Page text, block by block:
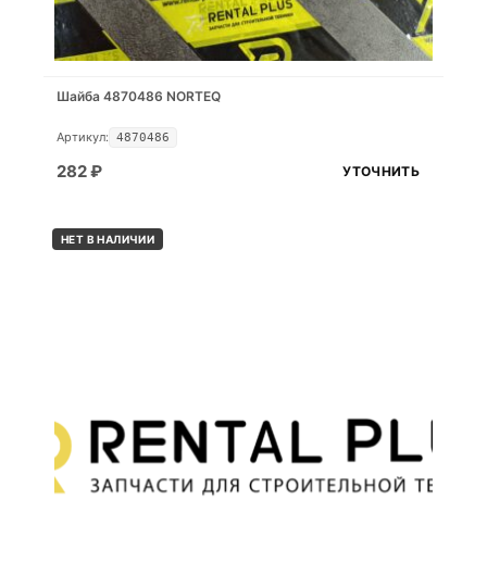
Шайба 4870486 NORTEQ
Артикул: 4870486
282₽ УТОЧНИТЬ
НЕТ В НАЛИЧИИ